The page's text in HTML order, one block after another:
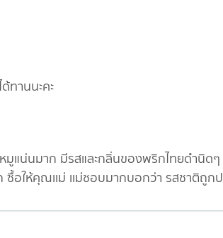
ทานนะคะ
หมูแน่นมาก มีรสและกลิ่นของพริกไทยดำนิด
อให้คุณเเม่ เเม่ชอบมากบอกว่า รสชาติถูก